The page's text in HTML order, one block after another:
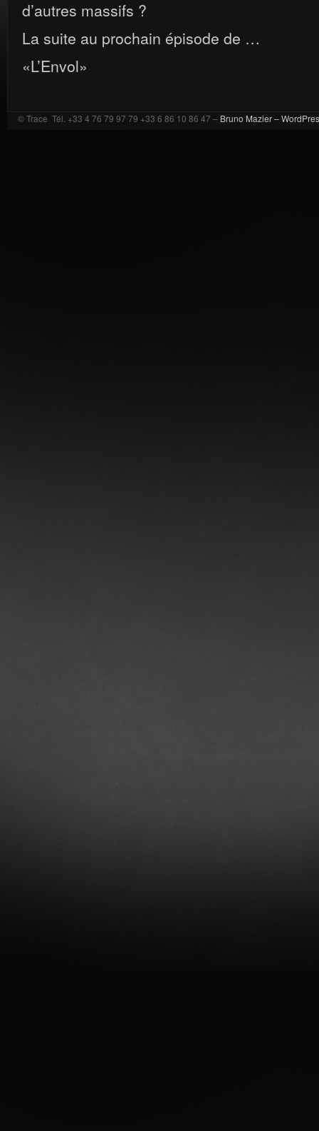
d’autres massifs ?
La suite au prochain épisode de …
«L’Envol»
© Trace Tél. +33 4 76 79 97 79 +33 6 86 10 86 47 – Bruno Mazier –